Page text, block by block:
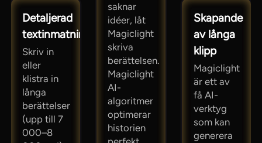
Detaljerad
textinmatning
Skriv in
eller
klistra in
långa
berättelser
(upp till 7
000–8
saknar
idéer, låt
Magiclight
skriva
berättelsen.
Magiclight
AI-
algoritmer
optimerar
historien
Skapande
av långa
klipp
Magiclight
är ett av
få AI-
verktyg
som kan
generera